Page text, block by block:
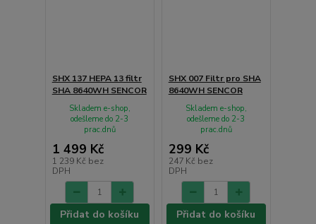
SHX 137 HEPA 13 filtr
SHA 8640WH SENCOR
1 499 Kč
1 239 Kč bez
DPH
Skladem e-shop,
odešleme do 2-3
prac.dnů
Přidat do košíku
SHX 007 Filtr pro SHA
8640WH SENCOR
299 Kč
247 Kč bez
DPH
Skladem e-shop,
odešleme do 2-3
prac.dnů
Přidat do košíku